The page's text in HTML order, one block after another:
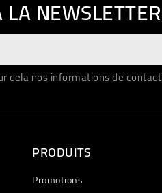
NEWSLETTER
nos informations de
PRODUITS
Promotions